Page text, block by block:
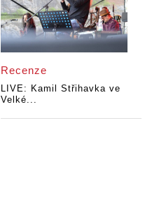
Recenze
LIVE: Kamil Střihavka ve
Velké...